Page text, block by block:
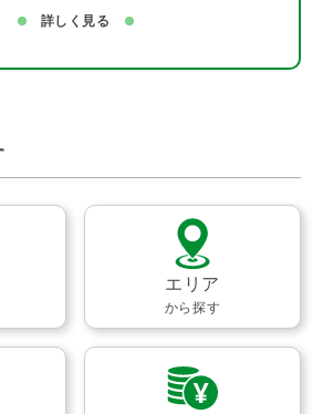
詳しく見る
エリア
から探す